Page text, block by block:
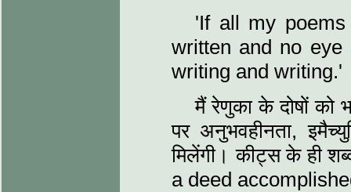
'If all my
written and no
writing and writing.'
मैं रेणुका के दोषों को
पर अनुभवहीनता,
मिलेंगी। कीट्स के ही
a deed